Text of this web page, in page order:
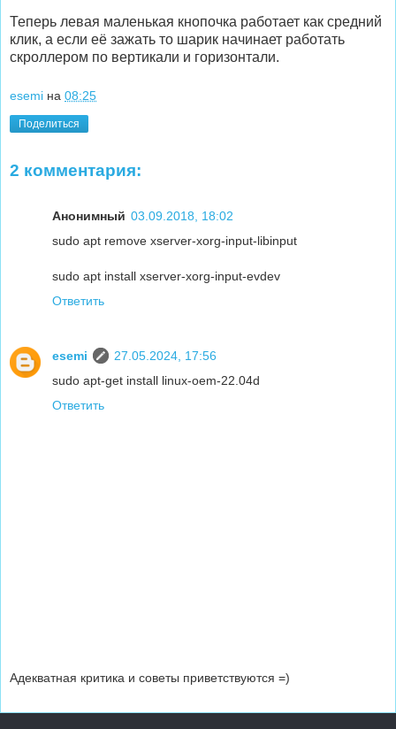
Теперь левая маленькая кнопочка работает как средний
клик, а если её зажать то шарик начинает работать
скроллером по вертикали и горизонтали.
esemi на 08:25
Поделиться
2 комментария:
Анонимный 03.09.2018, 18:02
sudo apt remove xserver-xorg-input-libinput
sudo apt install xserver-xorg-input-evdev
Ответить
esemi
27.05.2024, 17:56
sudo apt-get install linux-oem-22.04d
Ответить
Адекватная критика и советы приветствуются =)